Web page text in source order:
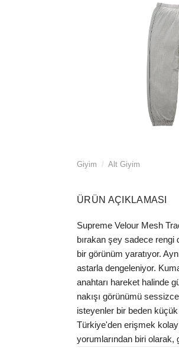
Giyim / Alt Giyim
ÜRÜN AÇIKLAMASI
Supreme Velour Mesh
bırakan şey sadece rengi
bir görünüm yaratıyor.
astarla dengeleniyor.
anahtarı hareket halinde
nakışı görünümü
isteyenler bir beden
Türkiye'den erişmek kolay
yorumlarından biri olarak,